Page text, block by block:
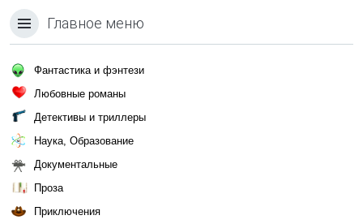
Главное меню
Фантастика и фэнтези
Любовные романы
Детективы и триллеры
Наука, Образование
Документальные
Проза
Приключения